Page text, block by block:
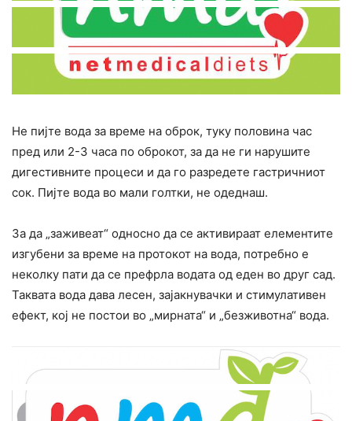
Не пијте вода за време на оброк, туку половина час
пред или 2-3 часа по оброкот, за да не ги нарушите
дигестивните процеси и да го разредете гастричниот
сок. Пијте вода во мали голтки, не одеднаш.
За да „заживеат“ односно да се активираат елементите
изгубени за време на протокот на вода, потребно е
неколку пати да се префрла водата од еден во друг сад.
Таквата вода дава лесен, зајакнувачки и стимулативен
ефект, кој не постои во „мирната“ и „безживотна“ вода.